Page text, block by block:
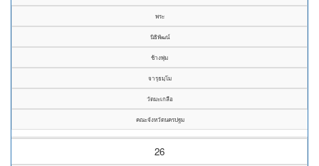
พระ
นิธิพัฒน์
ช้างพุ่ม
จารุธมฺโม
วัดมะเกลือ
คณะจังหวัดนครปฐม
26